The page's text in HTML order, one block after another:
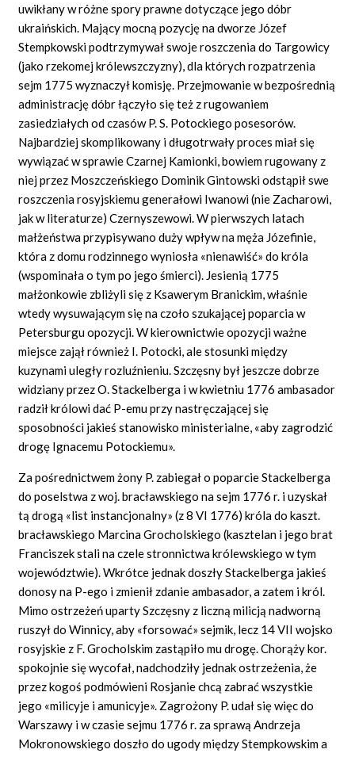
uwikłany w różne spory prawne dotyczące jego dóbr
ukraińskich. Mający mocną pozycję na dworze Józef
Stempkowski podtrzymywał swoje roszczenia do Targowicy
(jako rzekomej królewszczyzny), dla których rozpatrzenia
sejm 1775 wyznaczył komisję. Przejmowanie w bezpośrednią
administrację dóbr łączyło się też z rugowaniem
zasiedziałych od czasów P. S. Potockiego posesorów.
Najbardziej skomplikowany i długotrwały proces miał się
wywiązać w sprawie Czarnej Kamionki, bowiem rugowany z
niej przez Moszczeńskiego Dominik Gintowski odstąpił swe
roszczenia rosyjskiemu generałowi Iwanowi (nie Zacharowi,
jak w literaturze) Czernyszewowi. W pierwszych latach
małżeństwa przypisywano duży wpływ na męża Józefinie,
która z domu rodzinnego wyniosła «nienawiść» do króla
(wspominała o tym po jego śmierci). Jesienią 1775
małżonkowie zbliżyli się z Ksawerym Branickim, właśnie
wtedy wysuwającym się na czoło szukającej poparcia w
Petersburgu opozycji. W kierownictwie opozycji ważne
miejsce zajął również I. Potocki, ale stosunki między
kuzynami uległy rozluźnieniu. Szczęsny był jeszcze dobrze
widziany przez O. Stackelberga i w kwietniu 1776 ambasador
radził królowi dać P-emu przy nastręczającej się
sposobności jakieś stanowisko ministerialne, «aby zagrodzić
drogę Ignacemu Potockiemu».
Za pośrednictwem żony P. zabiegał o poparcie Stackelberga
do poselstwa z woj. bracławskiego na sejm 1776 r. i uzyskał
tą drogą «list instancjonalny» (z 8 VI 1776) króla do kaszt.
bracławskiego Marcina Grocholskiego (kasztelan i jego brat
Franciszek stali na czele stronnictwa królewskiego w tym
województwie). Wkrótce jednak doszły Stackelberga jakieś
donosy na P-ego i zmienił zdanie ambasador, a zatem i król.
Mimo ostrzeżeń uparty Szczęsny z liczną milicją nadworną
ruszył do Winnicy, aby «forsować» sejmik, lecz 14 VII wojsko
rosyjskie z F. Grocholskim zastąpiło mu drogę. Chorąży kor.
spokojnie się wycofał, nadchodziły jednak ostrzeżenia, że
przez kogoś podmówieni Rosjanie chcą zabrać wszystkie
jego «milicyje i amunicyje». Zagrożony P. udał się więc do
Warszawy i w czasie sejmu 1776 r. za sprawą Andrzeja
Mokronowskiego doszło do ugody między Stempkowskim a